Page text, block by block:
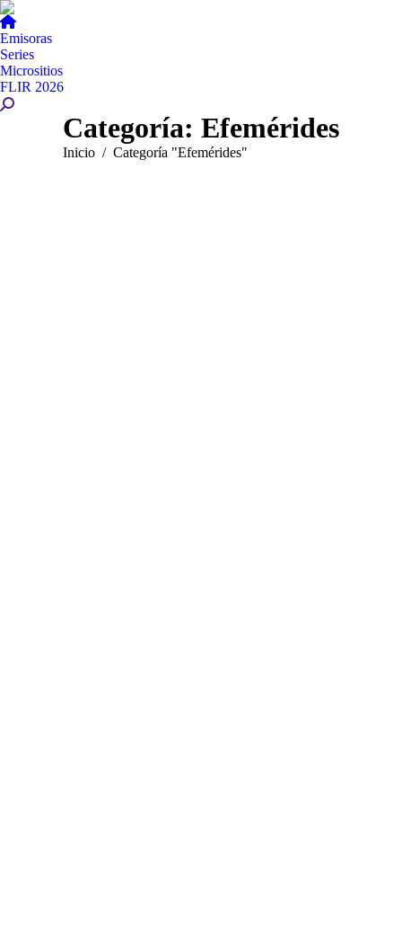
Emisoras
Series
Micrositios
FLIR 2026
Buscar:
Categoría: Efemérides
Estás aquí:
Inicio Categoría "Efemérides"